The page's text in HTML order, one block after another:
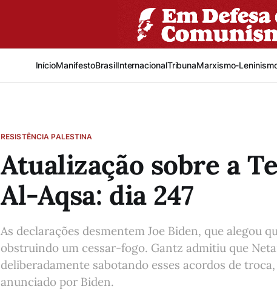
InícioManifestoBrasilInternacionalTribunaMarxismo-
RESISTÊNCIA PALESTINA
Atualização sobre a
Al-Aqsa: dia 247
As declarações desmentem Joe Biden, que alegou
obstruindo um cessar-fogo. Gantz admitiu que
deliberadamente sabotando esses acordos de
anunciado por Biden.